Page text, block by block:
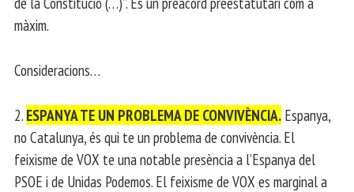
màxim.
Consideracions…
2. ESPANYA TE UN PROBLEMA DE CONVIVÈNCIA. Espanya,
no Catalunya, és qui te un problema de convivència. El
feixisme de VOX te una notable presència a l’Espanya del
PSOE i de Unidas Podemos. El feixisme de VOX es marginal a